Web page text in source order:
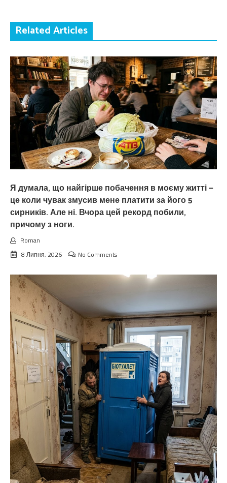
Related Articles
Я думала, що найгірше побачення в моєму житті —
це коли чувак змусив мене платити за його 5
сирників. Але ні. Вчора цей рекорд побили,
причому з ноги.
Roman
8 Липня, 2026
No Comments